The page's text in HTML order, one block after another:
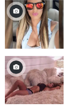
40
seconds